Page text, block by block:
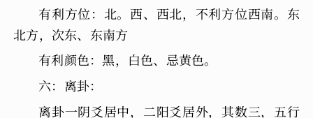
有利方位：北。西、西北，不利方位西南。东
北方，次东、东南方
有利颜色：黑，白色、忌黄色。
六：离卦：
离卦一阴爻居中，二阳爻居外，其数三，五行